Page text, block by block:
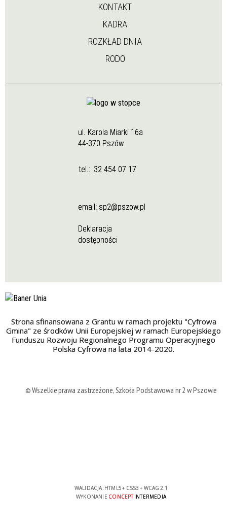
KONTAKT
KADRA
ROZKŁAD DNIA
RODO
ul. Karola Miarki 16a
44-370 Pszów
tel.: 32 454 07 17
email: sp2@pszow.pl
Deklaracja
dostępności
Strona sfinansowana z Grantu w ramach projektu "Cyfrowa
Gmina" ze środków Unii Europejskiej w ramach Europejskiego
Funduszu Rozwoju Regionalnego Programu Operacyjnego
Polska Cyfrowa na lata 2014-2020.
© Wszelkie prawa zastrzeżone, Szkoła Podstawowa nr 2 w Pszowie
WALIDACJA: HTML5+ CSS3 + WCAG 2.1
WYKONANIE CONCEPTINTERMEDIA